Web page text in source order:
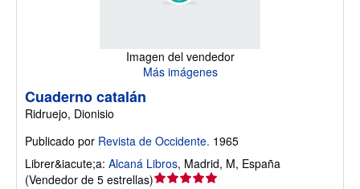
Imagen del vendedor
Más imágenes
Cuaderno catalán
Ridruejo, Dionisio
Publicado por Revista de Occidente. 1965
Librer&iacute;a: Alcaná Libros, Madrid, M, España
(Vendedor de 5 estrellas)Calificación